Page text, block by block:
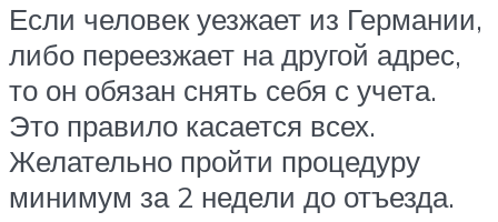
Если человек уезжает из Германии,
либо переезжает на другой адрес,
то он обязан снять себя с учета.
Это правило касается всех.
Желательно пройти процедуру
минимум за 2 недели до отъезда.